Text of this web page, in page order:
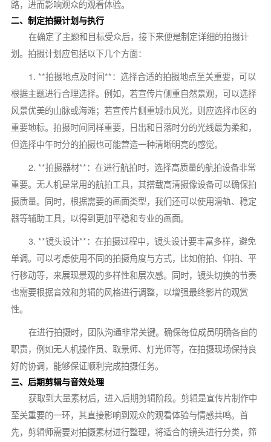
路，进而影响观众的观看体验。
二、制定拍摄计划与执行
在确定了主题和目标受众后，接下来便是制定详细的拍摄计
划。拍摄计划应包括以下几个方面：
1. **拍摄地点及时间**：选择合适的拍摄地点至关重要，可以
根据主题进行合理选择。例如，若宣传片侧重自然景观，可以选择
风景优美的山脉或海滩；若宣传片侧重城市风光，则应选择市区的
重要地标。拍摄时间同样重要，日出和日落时分的光线最为柔和，
但选择中午时分的拍摄也可能营造一种清晰明亮的感觉。
2. **拍摄器材**：在进行航拍时，选择高质量的航拍设备非常
重要。无人机是常用的航拍工具，其搭载高清摄像设备可以确保拍
摄质量。同时，根据需要的画面类型，我们还可以使用滑轨、稳定
器等辅助工具，以得到更加平稳和专业的画面。
3. **镜头设计**：在拍摄过程中，镜头设计要丰富多样，避免
单调。可以考虑使用不同的拍摄角度与方式，比如俯拍、仰拍、平
行移动等，来展现景观的多样性和层次感。同时，镜头切换的节奏
也需要根据音效和剪辑的风格进行调整，以增强最终影片的观赏
性。
在进行拍摄时，团队沟通非常关键。确保每位成员明确各自的
职责，例如无人机操作员、取景师、灯光师等，在拍摄现场保持良
好的协调，能够保证顺利完成拍摄任务。
三、后期剪辑与音效处理
获取到大量素材后，进入后期剪辑阶段。剪辑是宣传片制作中
至关重要的一环，其直接影响到观众的观看体验与情感共鸣。首
先，剪辑师需要对拍摄素材进行整理，将适合的镜头进行分类，筛